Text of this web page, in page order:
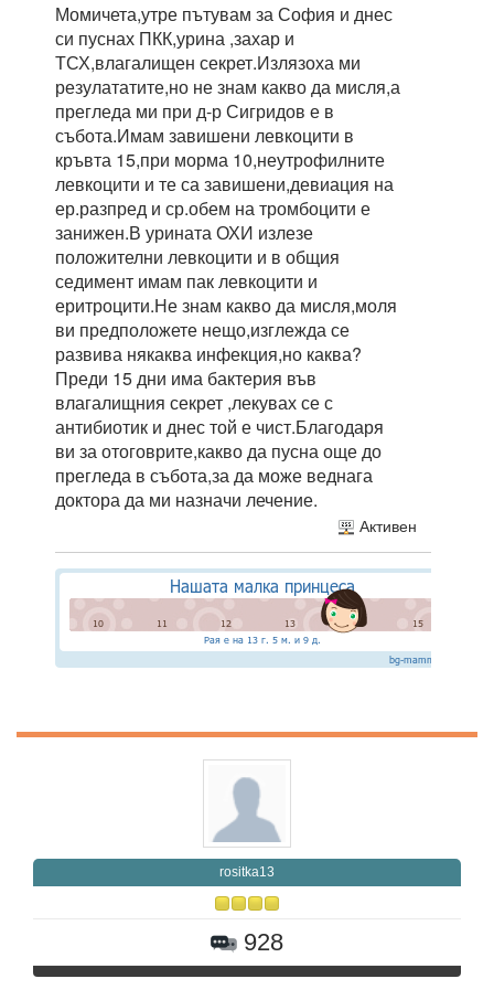
Момичета,утре пътувам за София и днес
си пуснах ПКК,урина ,захар и
ТСХ,влагалищен секрет.Излязоха ми
резулататите,но не знам какво да мисля,а
прегледа ми при д-р Сигридов е в
събота.Имам завишени левкоцити в
кръвта 15,при морма 10,неутрофилните
левкоцити и те са завишени,девиация на
ер.разпред и ср.обем на тромбоцити е
занижен.В урината ОХИ излезе
положителни левкоцити и в общия
седимент имам пак левкоцити и
еритроцити.Не знам какво да мисля,моля
ви предположете нещо,изглежда се
развива някаква инфекция,но каква?
Преди 15 дни има бактерия във
влагалищния секрет ,лекувах се с
антибиотик и днес той е чист.Благодаря
ви за отоговрите,какво да пусна още до
прегледа в събота,за да може веднага
доктора да ми назначи лечение.
Активен
rositka13
928